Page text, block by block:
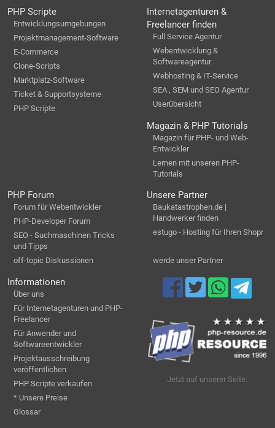
PHP Scripte
Entwicklungsumgebungen
Projektmanagement-Software
E-Commerce
Clone-Scripts
Marktplatz-Software
Ticket & Supportsysteme
PHP Scripte
Internetagenturen &
Freelancer finden
Full Service Agentur
Webentwicklung &
Softwareagentur
Webhosting & IT-Service
SEA , SEM und SEO Agentur
Userübersicht
Magazin & PHP Tutorials
Magazin für PHP- und Web-
Entwickler
Lernen mit unseren PHP-
Tutorials
PHP Forum
Forum für Webentwickler
PHP-Developer Forum
SEO - Suchmaschinen Tricks
und Tipps
off-topic Diskussionen
Unsere Partner
Baukatastrophen.de |
Handwerker finden
estugo - Hosting für Ihren Shopr
werde unser Partner
Informationen
Über uns
Für Internetagenturen und PHP-
Freelancer
Für Anwender und
Softwareentwickler
Projektausschreibung
veröffentlichen
PHP Scripte verkaufen
* Unsere Preise
Glossar
Jetzt auf unserer Seite: